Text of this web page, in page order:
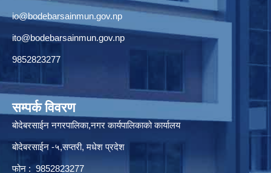
io@bodebarsainmun.gov.np
ito@bodebarsainmun.gov.np
9852823277
सम्पर्क विवरण
बोदेबरसाईन नगरपालिका,नगर कार्यपालिकाको कार्यालय
बोदेबरसाईन -५,सप्तरी, मधेश प्रदेश
फोन : 9852823277